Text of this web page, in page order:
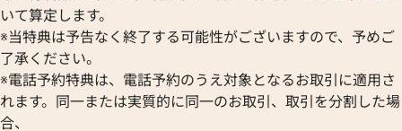
いて算定します。
※当特典は予告なく終了する可能性がございますので、予めご
了承ください。
※電話予約特典は、電話予約のうえ対象となるお取引に適用さ
れます。同一または実質的に同一のお取引、取引を分割した場
合、